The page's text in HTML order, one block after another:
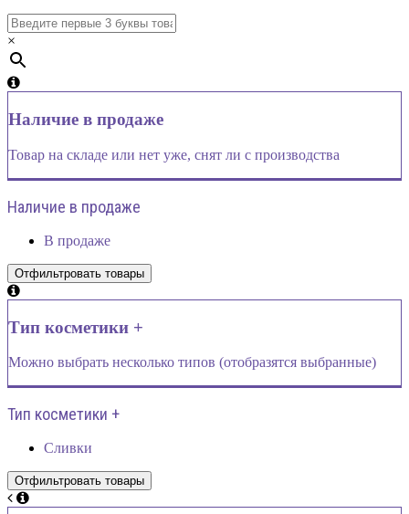
×
Наличие в продаже
Товар на складе или нет уже, снят ли с производства
Наличие в продаже
В продаже
Тип косметики +
Можно выбрать несколько типов (отобразятся выбранные)
Тип косметики +
Сливки